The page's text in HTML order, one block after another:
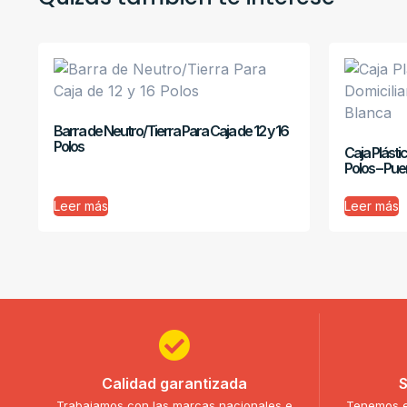
Barra de Neutro/Tierra Para Caja de 12 y 16
Polos
Leer más
Caja
Polos –
Leer más
Calidad garantizada